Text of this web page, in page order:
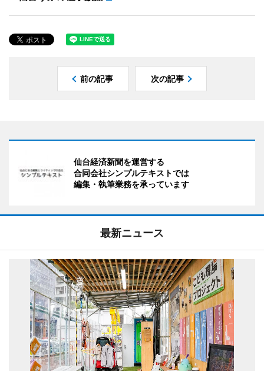
前の記事 次の記事
仙台経済新聞を運営する
合同会社シンプルテキストでは
編集・執筆業務を承っています
最新ニュース